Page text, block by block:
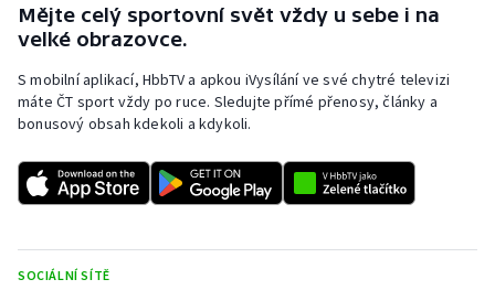
Mějte celý sportovní svět vždy u sebe i na
velké obrazovce.
S mobilní aplikací, HbbTV a apkou iVysílání ve své chytré televizi
máte ČT sport vždy po ruce. Sledujte přímé přenosy, články a
bonusový obsah kdekoli a kdykoli.
SOCIÁLNÍ SÍTĚ